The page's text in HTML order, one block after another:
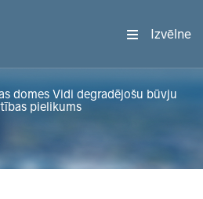
Izvēlne
domes Vidi degradējošu būvju
pielikums